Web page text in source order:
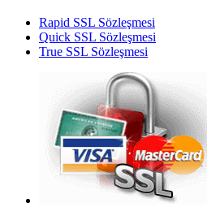
Rapid SSL Sözleşmesi
Quick SSL Sözleşmesi
True SSL Sözleşmesi